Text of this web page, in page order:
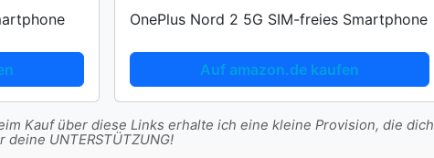
OnePlus Nord 2 5G SIM-freies Smartphone
Auf amazon.de kaufen
Kauf über diese Links erhalte ich eine kleine Provision, die dich
deine UNTERSTÜTZUNG!